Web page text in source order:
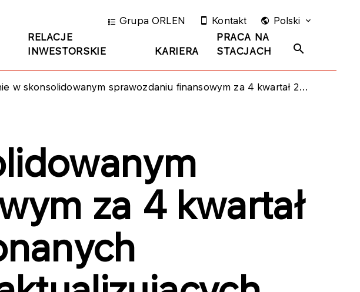
RELACJE
INWESTORSKIE
KARIERA
PRACA NA
STACJACH
Grupa ORLEN Kontakt Polski
sprawozdaniu finansowym za 4 kwartał 2018 roku części dokonanych historycznie odpisów aktualizujących wartość majątku trwałego
za 4 kwartał